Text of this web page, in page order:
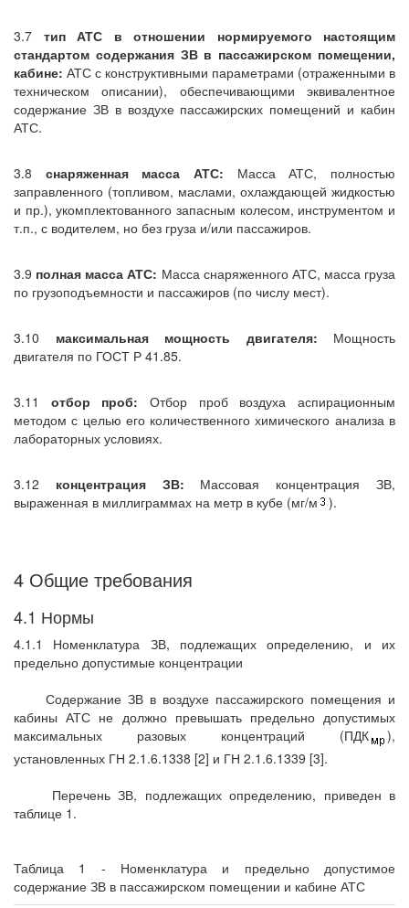
3.7 тип АТС в отношении нормируемого настоящим
стандартом содержания ЗВ в пассажирском помещении,
кабине: АТС с конструктивными параметрами (отраженными в
техническом описании), обеспечивающими эквивалентное
содержание ЗВ в воздухе пассажирских помещений и кабин
АТС.
3.8 снаряженная масса АТС: Масса АТС, полностью
заправленного (топливом, маслами, охлаждающей жидкостью
и пр.), укомплектованного запасным колесом, инструментом и
т.п., с водителем, но без груза и/или пассажиров.
3.9 полная масса АТС: Масса снаряженного АТС, масса груза
по грузоподъемности и пассажиров (по числу мест).
3.10 максимальная мощность двигателя: Мощность
двигателя по ГОСТ Р 41.85.
3.11 отбор проб: Отбор проб воздуха аспирационным
методом с целью его количественного химического анализа в
лабораторных условиях.
3.12 концентрация ЗВ: Массовая концентрация ЗВ,
выраженная в миллиграммах на метр в кубе (мг/м
).
4 Общие требования
4.1 Нормы
4.1.1 Номенклатура ЗВ, подлежащих определению, и их
предельно допустимые концентрации
Содержание ЗВ в воздухе пассажирского помещения и
кабины АТС не должно превышать предельно допустимых
максимальных разовых концентраций (ПДК
),
установленных ГН 2.1.6.1338 [2] и ГН 2.1.6.1339 [3].
Перечень ЗВ, подлежащих определению, приведен в
таблице 1.
Таблица 1 - Номенклатура и предельно допустимое
содержание ЗВ в пассажирском помещении и кабине АТС